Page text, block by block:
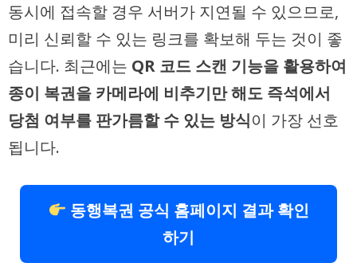
동시에 접속할 경우 서버가 지연될 수 있으므로,
미리 신뢰할 수 있는 링크를 확보해 두는 것이 좋
습니다. 최근에는 QR 코드 스캔 기능을 활용하여
종이 복권을 카메라에 비추기만 해도 즉석에서
당첨 여부를 판가름할 수 있는 방식이 가장 선호
됩니다.
동행복권 공식 홈페이지 결과 확인
하기